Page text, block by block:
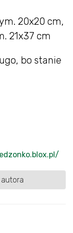
20x20 cm,
21x37 cm
bo stanie